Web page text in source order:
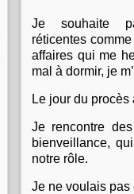
Je souhaite
réticentes
affaires qui me
mal à dormir, je
Le jour du
Je rencontre
bienveillance,
notre rôle.
Je ne voulais pas